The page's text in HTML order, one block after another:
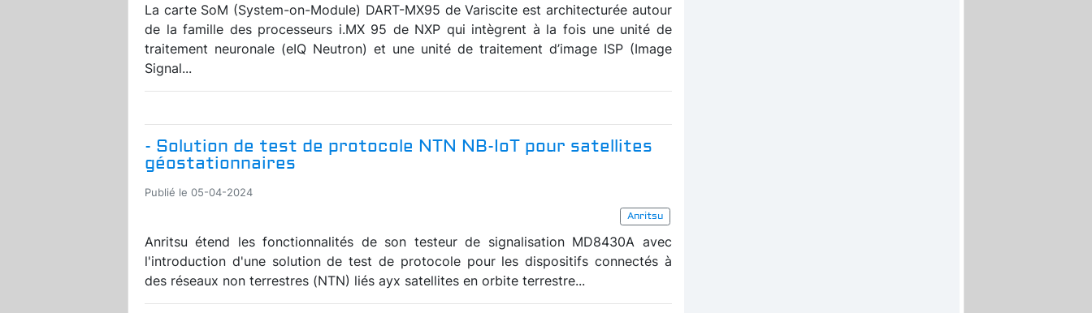
La carte SoM (System-on-Module) DART-MX95 de Variscite est architecturée autour
de la famille des processeurs i.MX 95 de NXP qui intègrent à la fois une unité de
traitement neuronale (eIQ Neutron) et une unité de traitement d’image ISP (Image
Signal...
- Solution de test de protocole NTN NB-IoT pour satellites
géostationnaires
Publié le 05-04-2024
Anritsu
Anritsu étend les fonctionnalités de son testeur de signalisation MD8430A avec
l'introduction d'une solution de test de protocole pour les dispositifs connectés à
des réseaux non terrestres (NTN) liés ayx satellites en orbite terrestre...